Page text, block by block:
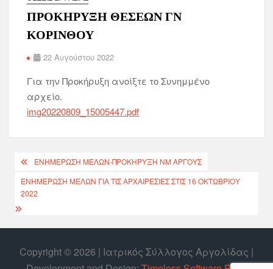
ΠΡΟΚΗΡΥΞΗ ΘΕΣΕΩΝ ΓΝ
ΚΟΡΙΝΘΟΥ
22 Αυγούστου 2022
Για την Προκήρυξη ανοίξτε το Συνημμένο
αρχείο.
img20220809_15005447.pdf
ΕΝΗΜΕΡΩΣΗ ΜΕΛΩΝ-ΠΡΟΚΗΡΥΞΗ ΝΜ ΑΡΓΟΥΣ
ΕΝΗΜΕΡΩΣΗ ΜΕΛΩΝ ΓΙΑ ΤΙΣ ΑΡΧΑΙΡΕΣΙΕΣ ΣΤΙΣ 16 ΟΚΤΩΒΡΙΟΥ
2022
Copyright © 2026 | Ιατρικός Σύλλογος Αργολίδας |